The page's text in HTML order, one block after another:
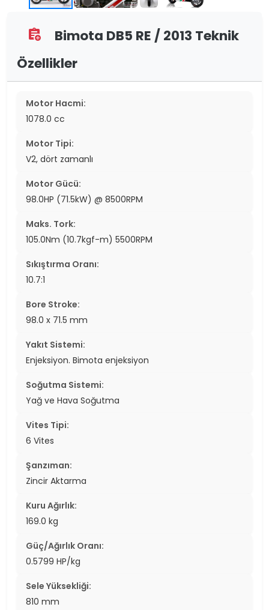
assignment_add
Bimota DB5 RE / 2013 Teknik
Özellikler
Motor Hacmi:
1078.0 cc
Motor Tipi:
V2, dört zamanlı
Motor Gücü:
98.0HP (71.5kW) @ 8500RPM
Maks. Tork:
105.0Nm (10.7kgf-m) 5500RPM
Sıkıştırma Oranı:
10.7:1
Bore Stroke:
98.0 x 71.5 mm
Yakıt Sistemi:
Enjeksiyon. Bimota enjeksiyon
Soğutma Sistemi:
Yağ ve Hava Soğutma
Vites Tipi:
6 Vites
Şanzıman:
Zincir Aktarma
Kuru Ağırlık:
169.0 kg
Güç/Ağırlık Oranı:
0.5799 HP/kg
Sele Yüksekliği:
810 mm